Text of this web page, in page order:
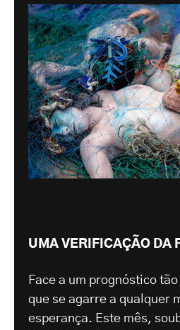
UMA VERIFICAÇÃO DA
Face a um prognóstico
que se agarre a qualquer
esperança. Este mês,